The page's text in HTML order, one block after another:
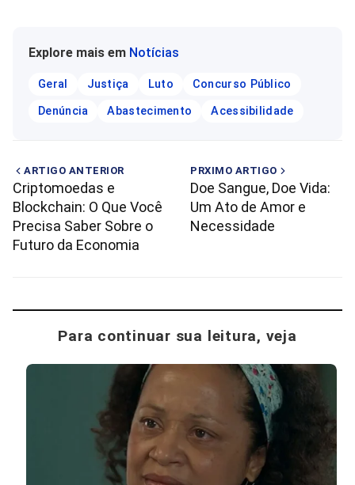
Explore mais em Notícias
Geral Justiça Luto
Concurso Público
Denúncia
Abastecimento Acessibilidade
ARTIGO ANTERIOR
Criptomoedas e
Blockchain: O Que Você
Precisa Saber Sobre o
Futuro da Economia
PRXIMO ARTIGO
Doe Sangue, Doe Vida:
Um Ato de Amor e
Necessidade
Para continuar sua leitura, veja